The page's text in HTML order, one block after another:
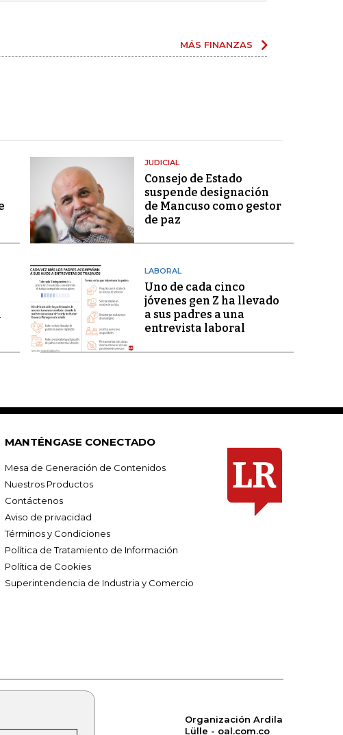
MÁS FINANZAS
JUDICIAL
Consejo de Estado
suspende designación
de Mancuso como gestor
de paz
LABORAL
Uno de cada cinco
jóvenes gen Z ha llevado
a sus padres a una
entrevista laboral
MANTÉNGASE CONECTADO
Mesa de Generación de Contenidos
Nuestros Productos
Contáctenos
Aviso de privacidad
Términos y Condiciones
Política de Tratamiento de Información
Política de Cookies
Superintendencia de Industria y Comercio
Organización Ardila
Lülle - oal.com.co